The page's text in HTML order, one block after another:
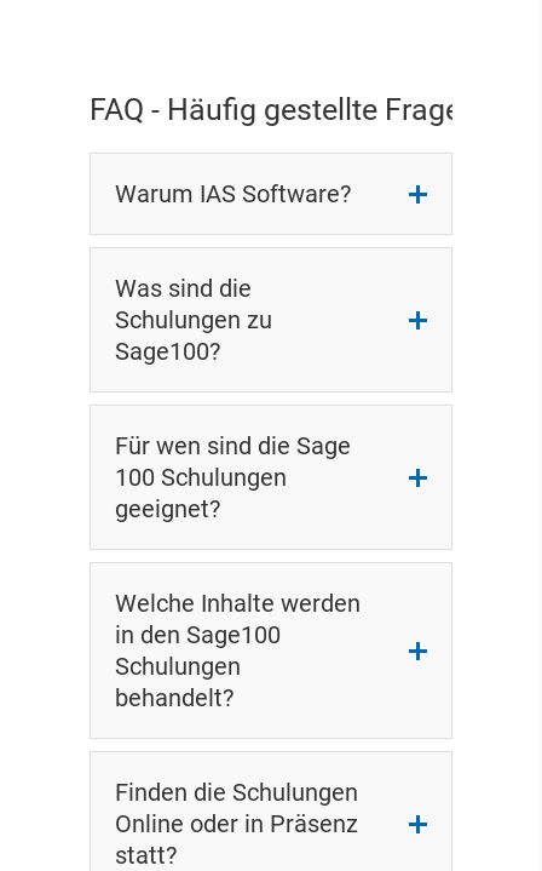
FAQ - Häufig gestellte Fragen
Warum IAS Software?
Was sind die
Schulungen zu
Sage100?
Für wen sind die Sage
100 Schulungen
geeignet?
Welche Inhalte werden
in den Sage100
Schulungen
behandelt?
Finden die Schulungen
Online oder in Präsenz
statt?